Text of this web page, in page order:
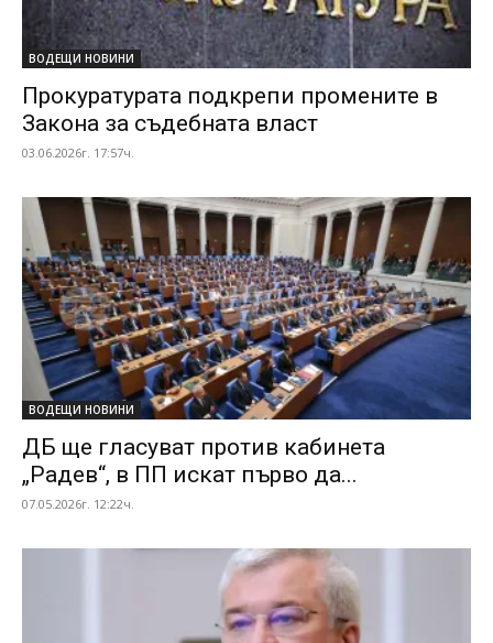
ВОДЕЩИ НОВИНИ
Прокуратурата подкрепи промените в
Закона за съдебната власт
03.06.2026г. 17:57ч.
ВОДЕЩИ НОВИНИ
ДБ ще гласуват против кабинета
„Радев“, в ПП искат първо да...
07.05.2026г. 12:22ч.